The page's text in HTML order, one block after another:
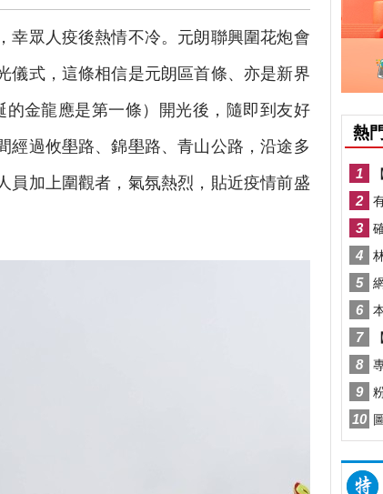
眾人疫後熱情不冷。元朗聯興圍花炮會
儀式，這條相信是元朗區首條、亦是新界
的金龍應是第一條）開光後，隨即到友好
經過攸壆路、錦壆路、青山公路，沿途多
員加上圍觀者，氣氛熱烈，貼近疫情前盛